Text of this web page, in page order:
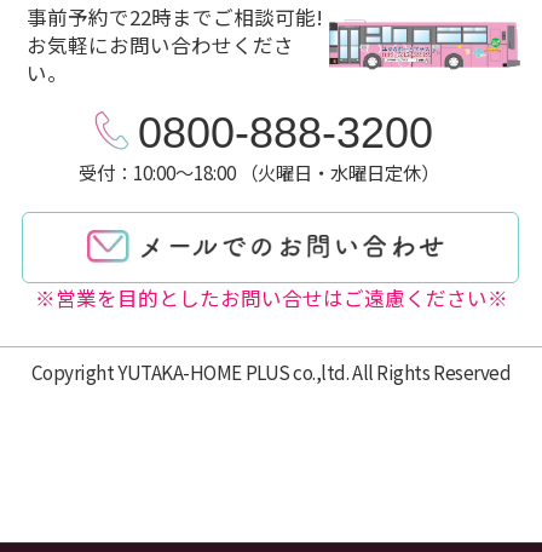
事前予約で22時までご相談可能!
お気軽にお問い合わせくださ
い。
0800-888-3200
受付：10:00～18:00 （火曜日・水曜日定休）
※営業を目的としたお問い合せはご遠慮ください※
Copyright YUTAKA-HOME PLUS co.,ltd. All Rights Reserved